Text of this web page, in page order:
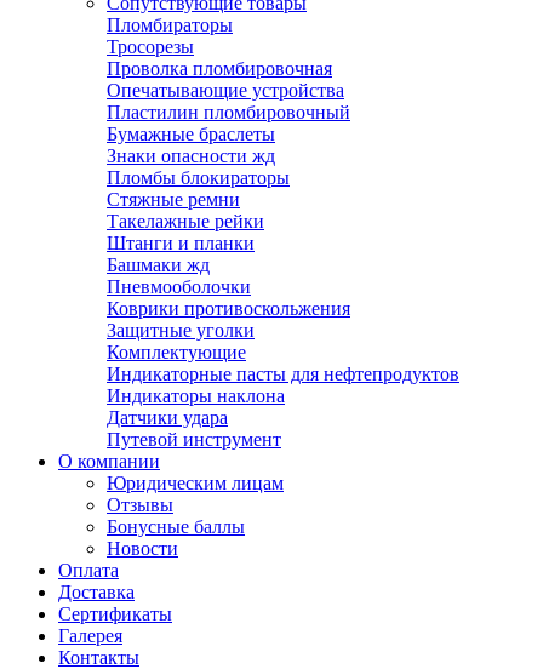
Пломбираторы
Тросорезы
Проволка пломбировочная
Опечатывающие устройства
Пластилин пломбировочный
Бумажные браслеты
Знаки опасности жд
Пломбы блокираторы
Стяжные ремни
Такелажные рейки
Штанги и планки
Башмаки жд
Пневмооболочки
Коврики противоскольжения
Защитные уголки
Комплектующие
Индикаторные пасты для нефтепродуктов
Индикаторы наклона
Датчики удара
Путевой инструмент
О компании
Юридическим лицам
Отзывы
Бонусные баллы
Новости
Оплата
Доставка
Сертификаты
Галерея
Контакты